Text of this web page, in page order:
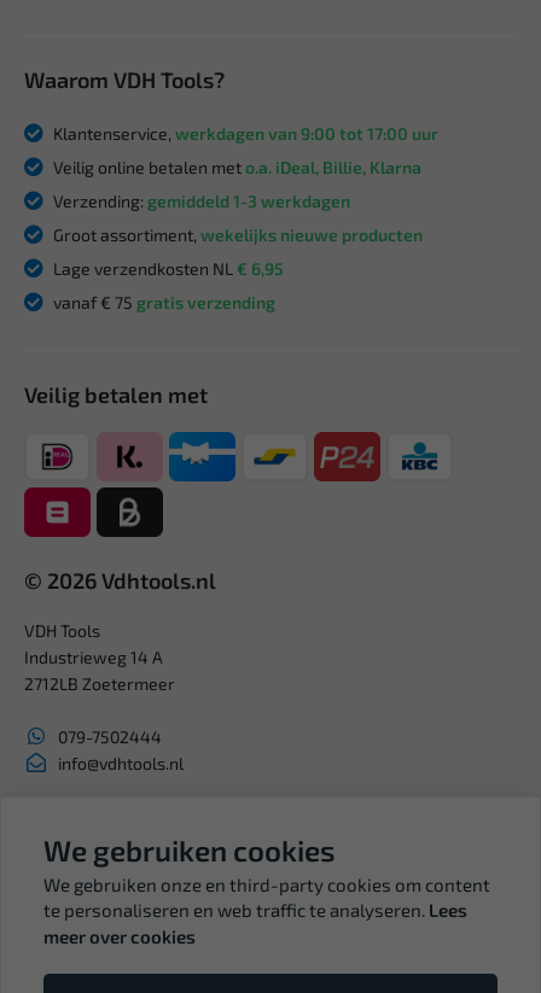
Waarom VDH Tools?
Klantenservice, werkdagen van 9:00 tot 17:00 uur
Veilig online betalen meto.a. iDeal, Billie, Klarna
Verzending: gemiddeld 1-3 werkdagen
Groot assortiment, wekelijks nieuwe producten
Lage verzendkosten NL € 6,95
vanaf € 75 gratis verzending
Veilig betalen met
© 2026 Vdhtools.nl
VDH Tools
Industrieweg 14 A
2712LB Zoetermeer
079-7502444
info@vdhtools.nl
BTW: NL819958657B01
We gebruiken cookies
We gebruiken onze en third-party cookies om content
te personaliseren en web traffic te analyseren. Lees
meer over cookies